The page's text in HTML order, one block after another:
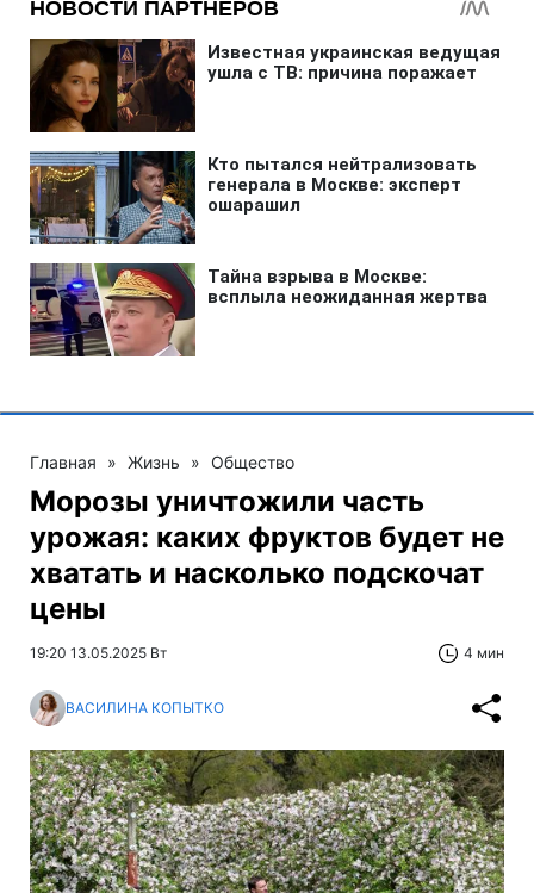
Главная » Жизнь » Общество
Морозы уничтожили часть
урожая: каких фруктов будет не
хватать и насколько подскочат
цены
19:20 13.05.2025 Вт 4 мин
ВАСИЛИНА КОПЫТКО